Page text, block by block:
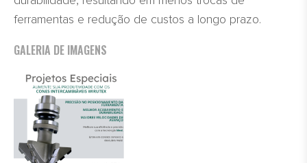
ferramentas e redução de custos a longo prazo.
GALERIA DE IMAGENS